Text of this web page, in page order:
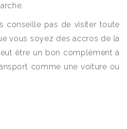
conseille pas de visiter toute
vous soyez des accros de la
être un bon complément à
comme une voiture ou